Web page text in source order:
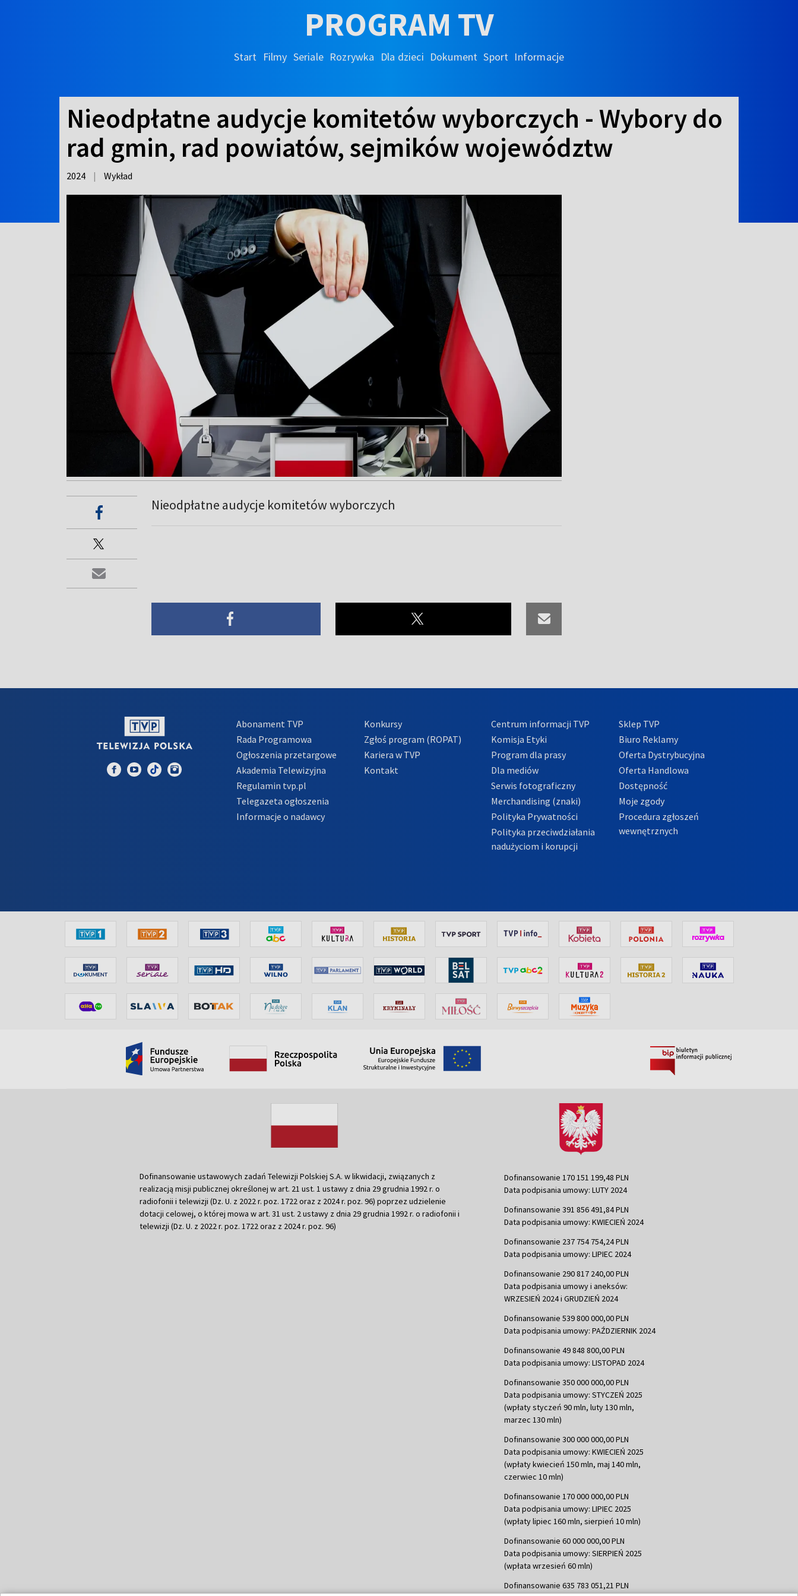
PROGRAM TV
Start Filmy Seriale Rozrywka Dla dzieci Dokument Sport Informacje
Nieodpłatne audycje komitetów wyborczych - Wybory do
rad gmin, rad powiatów, sejmików województw
2024 | Wykład
Nieodpłatne audycje komitetów wyborczych
Abonament TVP
Rada Programowa
Ogłoszenia przetargowe
Akademia Telewizyjna
Regulamin tvp.pl
Telegazeta ogłoszenia
Informacje o nadawcy
Konkursy
Zgłoś program (ROPAT)
Kariera w TVP
Kontakt
Centrum informacji TVP
Komisja Etyki
Program dla prasy
Dla mediów
Serwis fotograficzny
Merchandising (znaki)
Polityka Prywatności
Polityka przeciwdziałania
nadużyciom i korupcji
Sklep TVP
Biuro Reklamy
Oferta Dystrybucyjna
Oferta Handlowa
Dostępność
Moje zgody
Procedura zgłoszeń
wewnętrznych
Dofinansowanie ustawowych zadań Telewizji Polskiej S.A. w likwidacji, związanych z
realizacją misji publicznej określonej w art. 21 ust. 1 ustawy z dnia 29 grudnia 1992 r. o
radiofonii i telewizji (Dz. U. z 2022 r. poz. 1722 oraz z 2024 r. poz. 96) poprzez udzielenie
dotacji celowej, o której mowa w art. 31 ust. 2 ustawy z dnia 29 grudnia 1992 r. o radiofonii i
telewizji (Dz. U. z 2022 r. poz. 1722 oraz z 2024 r. poz. 96)
Dofinansowanie 170 151 199,48 PLN
Data podpisania umowy: LUTY 2024
Dofinansowanie 391 856 491,84 PLN
Data podpisania umowy: KWIECIEŃ 2024
Dofinansowanie 237 754 754,24 PLN
Data podpisania umowy: LIPIEC 2024
Dofinansowanie 290 817 240,00 PLN
Data podpisania umowy i aneksów:
WRZESIEŃ 2024 i GRUDZIEŃ 2024
Dofinansowanie 539 800 000,00 PLN
Data podpisania umowy: PAŹDZIERNIK 2024
Dofinansowanie 49 848 800,00 PLN
Data podpisania umowy: LISTOPAD 2024
Dofinansowanie 350 000 000,00 PLN
Data podpisania umowy: STYCZEŃ 2025
(wpłaty styczeń 90 mln, luty 130 mln,
marzec 130 mln)
Dofinansowanie 300 000 000,00 PLN
Data podpisania umowy: KWIECIEŃ 2025
(wpłaty kwiecień 150 mln, maj 140 mln,
czerwiec 10 mln)
Dofinansowanie 170 000 000,00 PLN
Data podpisania umowy: LIPIEC 2025
(wpłaty lipiec 160 mln, sierpień 10 mln)
Dofinansowanie 60 000 000,00 PLN
Data podpisania umowy: SIERPIEŃ 2025
(wpłata wrzesień 60 mln)
Dofinansowanie 635 783 051,21 PLN